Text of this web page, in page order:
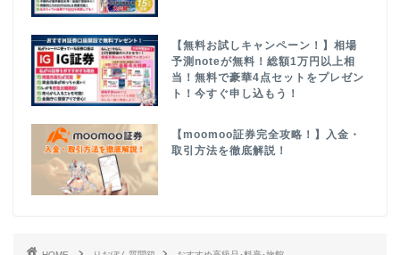
【無料お試しキャンペーン！】相場
予測noteが無料！総額1万円以上相
当！無料で豪華4点セットをプレゼン
ト！今すぐ申し込もう！
【moomoo証券完全攻略！】入金・
取引方法を徹底解説！